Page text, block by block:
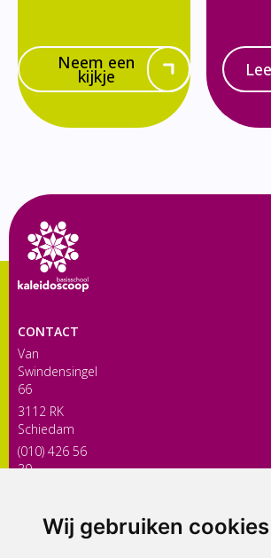
Wij gebruiken cookies
Neem een
kijkje
CONTACT
Van
Swindensingel
66
3112 RK
Schiedam
(010) 426 56
30
ONDERDEEL VAN